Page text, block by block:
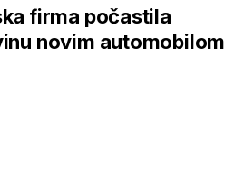
firma počastila
novim automobilom